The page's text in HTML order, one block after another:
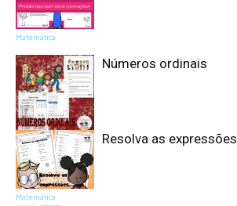
Matemática
Matemática
Números ordinais
Matemática
Resolva as expressões